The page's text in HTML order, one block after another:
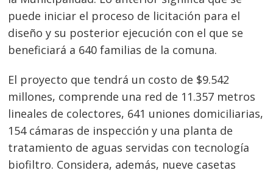
puede iniciar el proceso de licitación para el
diseño y su posterior ejecución con el que se
beneficiará a 640 familias de la comuna.
El proyecto que tendrá un costo de $9.542
millones, comprende una red de 11.357 metros
lineales de colectores, 641 uniones domiciliarias,
154 cámaras de inspección y una planta de
tratamiento de aguas servidas con tecnología
biofiltro. Considera, además, nueve casetas